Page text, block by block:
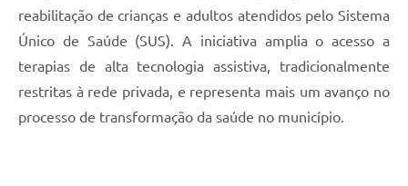
reabilitação de crianças e adultos atendidos pelo Sistema
Único de Saúde (SUS). A iniciativa amplia o acesso a
terapias de alta tecnologia assistiva, tradicionalmente
restritas à rede privada, e representa mais um avanço no
processo de transformação da saúde no município.